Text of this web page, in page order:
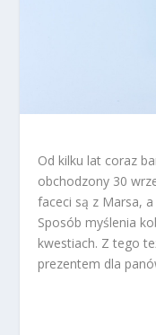
Od kilku lat coraz
obchodzony 30
faceci są z Marsa,
Sposób myślenia
kwestiach. Z tego
prezentem dla